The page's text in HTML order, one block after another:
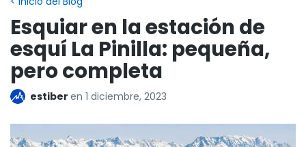
Esquiar en la estación de
esquí La Pinilla: pequeña,
pero completa
estiber en 1 diciembre, 2023